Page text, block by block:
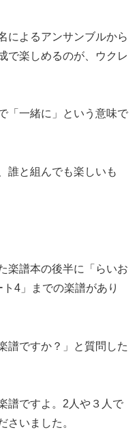
によるアンサンブルから
で楽しめるのが、ウクレ
「一緒に」という意味で
誰と組んでも楽しいも
楽譜本の後半に「らいお
4」までの楽譜があり
譜ですか？」と質問した
譜ですよ。2人や３人で
さいました。